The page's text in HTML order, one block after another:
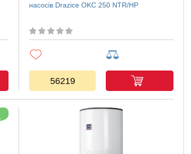
насосів Drazice OKC 250 NTR/HP
56219